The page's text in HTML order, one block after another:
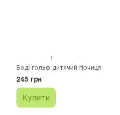
1
Боді гольф дитячий гірчиця
245 грн
Купити